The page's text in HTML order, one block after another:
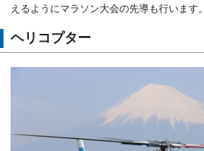
えるようにマラソン大会の先導も行います。
ヘリコプター